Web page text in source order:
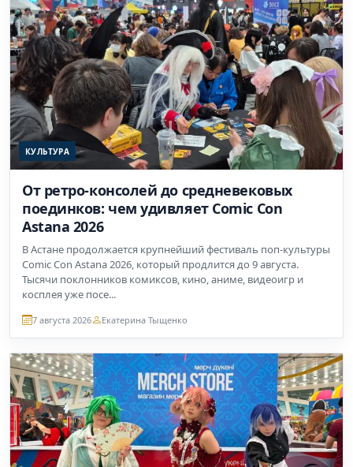
КУЛЬТУРА
От ретро-консолей до средневековых
поединков: чем удивляет Comic Con
Astana 2026
В Астане продолжается крупнейший фестиваль поп-культуры
Comic Con Astana 2026, который продлится до 9 августа.
Тысячи поклонников комиксов, кино, аниме, видеоигр и
косплея уже посе...
7 августа 2026 Екатерина Тыщенко